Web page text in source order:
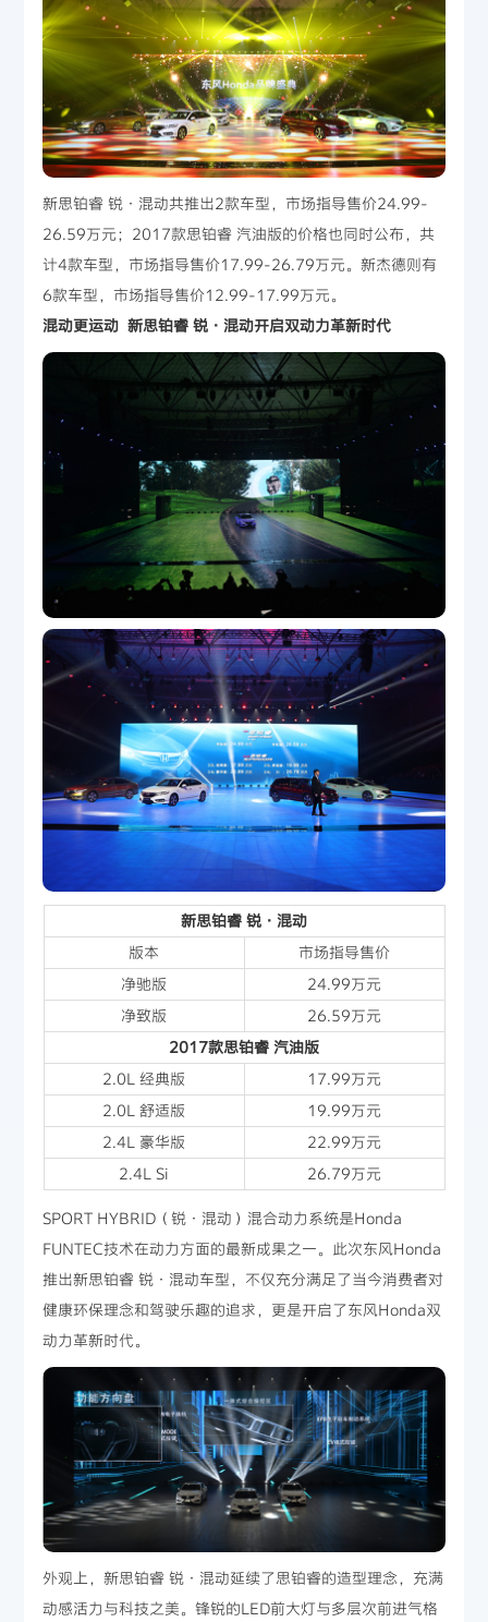
新思铂睿 锐·混动共推出2款车型，市场指导售价24.99-
26.59万元；2017款思铂睿 汽油版的价格也同时公布，共
计4款车型，市场指导售价17.99-26.79万元。新杰德则有
6款车型，市场指导售价12.99-17.99万元。
混动更运动 新思铂睿 锐·混动开启双动力革新时代
新思铂睿 锐·混动
版本
市场指导售价
净驰版
24.99万元
净致版
26.59万元
2017款思铂睿 汽油版
2.0L 经典版
17.99万元
2.0L 舒适版
19.99万元
2.4L 豪华版
22.99万元
2.4L Si
26.79万元
SPORT HYBRID（锐·混动）混合动力系统是Honda
FUNTEC技术在动力方面的最新成果之一。此次东风Honda
推出新思铂睿 锐·混动车型，不仅充分满足了当今消费者对
健康环保理念和驾驶乐趣的追求，更是开启了东风Honda双
动力革新时代。
外观上，新思铂睿 锐·混动延续了思铂睿的造型理念，充满
动感活力与科技之美。锋锐的LED前大灯与多层次前进气格